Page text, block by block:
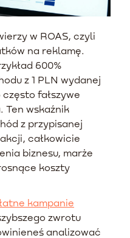
w ROAS, czyli
na reklamę.
600%
z 1 PLN wydanej
fałszywe
Ten wskaźnik
z przypisanej
całkowicie
biznesu, marże
koszty
kampanie
zwrotu
analizować